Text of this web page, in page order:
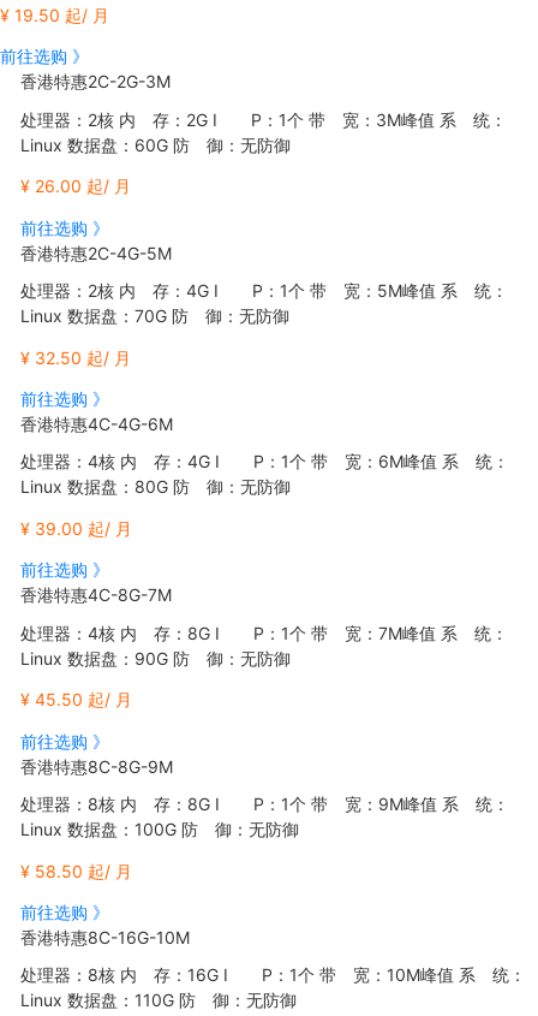
¥ 19.50 起/ 月
前往选购 》
香港特惠2C-2G-3M
处理器：2核 内 存：2G I P：1个 带 宽：3M峰值 系 统：
Linux 数据盘：60G 防 御：无防御
¥ 26.00 起/ 月
前往选购 》
香港特惠2C-4G-5M
处理器：2核 内 存：4G I P：1个 带 宽：5M峰值 系 统：
Linux 数据盘：70G 防 御：无防御
¥ 32.50 起/ 月
前往选购 》
香港特惠4C-4G-6M
处理器：4核 内 存：4G I P：1个 带 宽：6M峰值 系 统：
Linux 数据盘：80G 防 御：无防御
¥ 39.00 起/ 月
前往选购 》
香港特惠4C-8G-7M
处理器：4核 内 存：8G I P：1个 带 宽：7M峰值 系 统：
Linux 数据盘：90G 防 御：无防御
¥ 45.50 起/ 月
前往选购 》
香港特惠8C-8G-9M
处理器：8核 内 存：8G I P：1个 带 宽：9M峰值 系 统：
Linux 数据盘：100G 防 御：无防御
¥ 58.50 起/ 月
前往选购 》
香港特惠8C-16G-10M
处理器：8核 内 存：16G I P：1个 带 宽：10M峰值 系 统：
Linux 数据盘：110G 防 御：无防御